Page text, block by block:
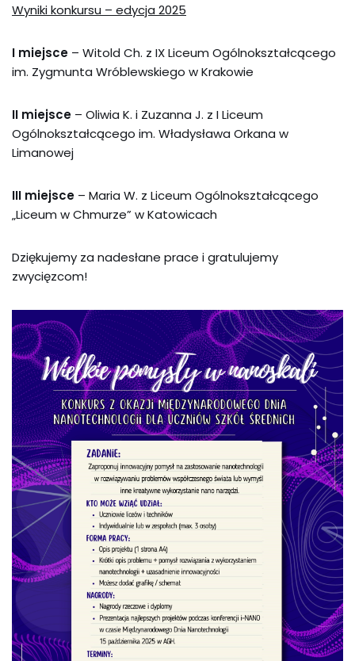
Wyniki konkursu – edycja 2025
I miejsce – Witold Ch. z IX Liceum Ogólnokształcącego
im. Zygmunta Wróblewskiego w Krakowie
II miejsce – Oliwia K. i Zuzanna J. z I Liceum
Ogólnokształcącego im. Władysława Orkana w
Limanowej
III miejsce – Maria W. z Liceum Ogólnokształcącego
„Liceum w Chmurze” w Katowicach
Dziękujemy za nadesłane prace i gratulujemy
zwycięzcom!